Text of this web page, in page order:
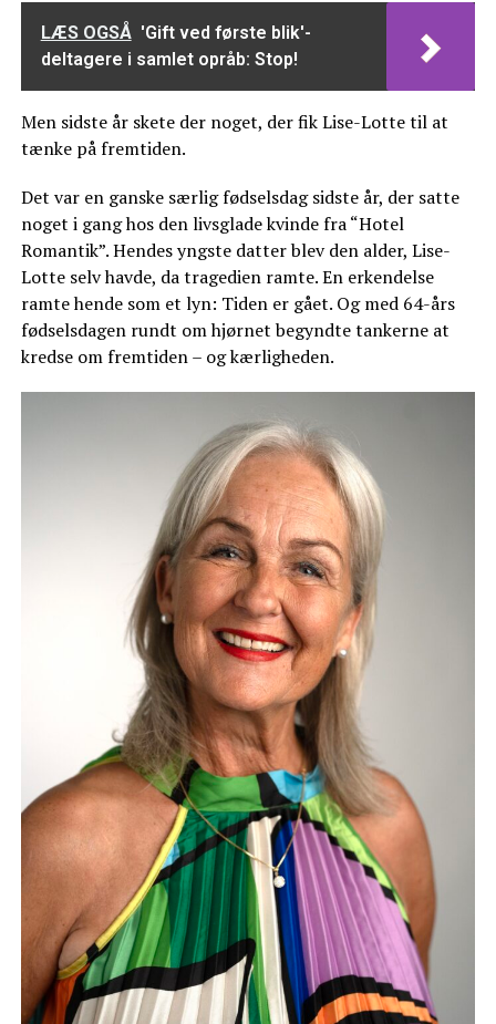
LÆS OGSÅ 'Gift ved første blik'-
deltagere i samlet opråb: Stop!
Men sidste år skete der noget, der fik Lise-Lotte til at
tænke på fremtiden.
Det var en ganske særlig fødselsdag sidste år, der satte
noget i gang hos den livsglade kvinde fra “Hotel
Romantik”. Hendes yngste datter blev den alder, Lise-
Lotte selv havde, da tragedien ramte. En erkendelse
ramte hende som et lyn: Tiden er gået. Og med 64-års
fødselsdagen rundt om hjørnet begyndte tankerne at
kredse om fremtiden – og kærligheden.